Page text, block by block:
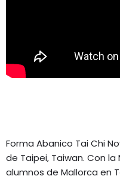
Forma Abanico Tai Chi
de Taipei, Taiwan. Con
alumnos de Mallorca en